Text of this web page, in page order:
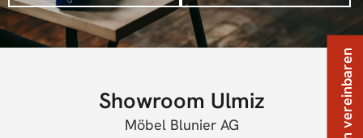
Showroom Ulmiz
Möbel Blunier AG